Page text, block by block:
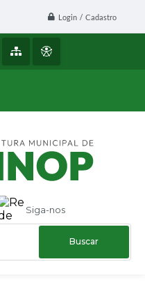
Login / Cadastro
Siga-nos